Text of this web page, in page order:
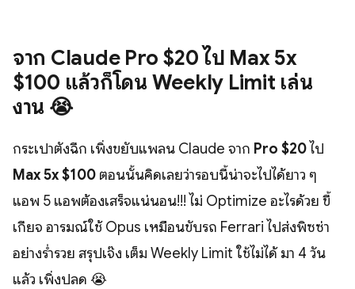
จาก Claude Pro $20 ไป Max 5x
$100 แล้วก็โดน Weekly Limit เล่น
งาน 😭
กระเป๋าตังฉีก เพิ่งขยับแพลน Claude จาก Pro $20ไป
Max 5x $100 ตอนนั้นคิดเลยว่ารอบนี้น่าจะไปได้ยาว ๆ
แอพ 5 แอพต้องเสร็จแน่นอน!!! ไม่ Optimize อะไรด้วย ขี้
เกียจ อารมณ์ใช้ Opus เหมือนขับรถ Ferrari ไปส่งพิซซ่า
อย่างร่ำรวย สรุปเจ๊ง เต็ม Weekly Limit ใช้ไม่ได้ มา 4 วัน
แล้ว เพิ่งปลด 😭